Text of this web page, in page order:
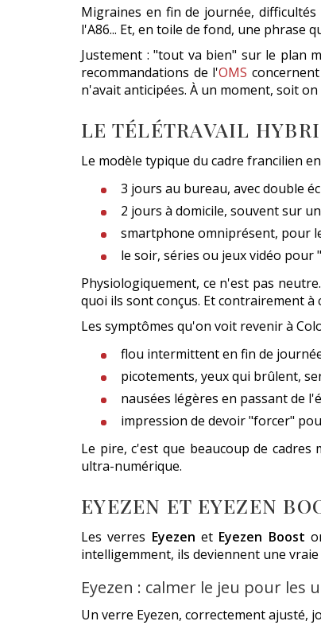
Migraines en fin de journée,
l'A86... Et, en toile de fond, une phrase
Justement : "tout va bien" sur le plan
recommandations de l'OMS
n'avait anticipées. À un moment, soit
LE TÉLÉTRAVAIL
Le modèle typique du cadre francilien
3 jours au bureau, avec double
2 jours à domicile, souvent sur
smartphone omniprésent, pour
le soir, séries ou jeux vidéo pour
Physiologiquement, ce n'est pas
quoi ils sont conçus. Et contrairement
Les symptômes qu'on voit revenir à
flou intermittent en fin de
picotements, yeux qui brûlent,
nausées légères en passant de
impression de devoir "forcer"
Le pire, c'est que beaucoup de
ultra-numérique.
EYEZEN ET EYEZEN
Les verres Eyezen et Eyezen Boost
intelligemment, ils deviennent une
Eyezen : calmer le jeu pour
Un verre Eyezen, correctement ajusté,